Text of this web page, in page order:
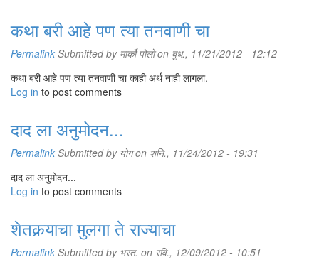
कथा बरी आहे पण त्या तनवाणी चा
Permalink Submitted by मार्को पोलोon बुध., 11/21/2012 - 12:12
कथा बरी आहे पण त्या तनवाणी चा काही अर्थ नाही लागला.
Log in to post comments
दाद ला अनुमोदन...
Permalink Submitted by योगon शनि., 11/24/2012 - 19:31
दाद ला अनुमोदन...
Log in to post comments
शेतकर्‍याचा मुलगा ते राज्याचा
Permalink Submitted by भरत. on रवि., 12/09/2012 - 10:51